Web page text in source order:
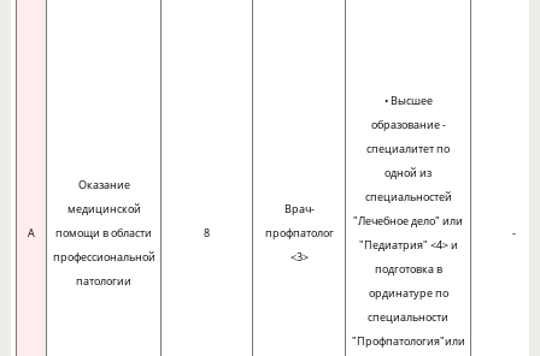
A
Оказание
медицинской
помощи в области
профессиональной
патологии
8
Врач-
профпатолог
<3>
• Высшее
образование -
специалитет по
одной из
специальностей
"Лечебное дело" или
"Педиатрия" <4> и
подготовка в
ординатуре по
специальности
"Профпатология"или
-